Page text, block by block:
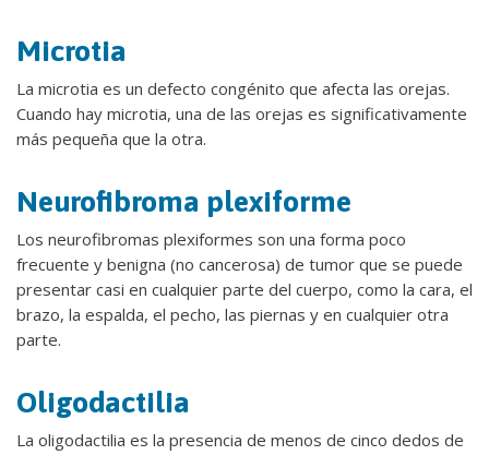
Microtia
La microtia es un defecto congénito que afecta las orejas.
Cuando hay microtia, una de las orejas es significativamente
más pequeña que la otra.
Neurofibroma plexiforme
Los neurofibromas plexiformes son una forma poco
frecuente y benigna (no cancerosa) de tumor que se puede
presentar casi en cualquier parte del cuerpo, como la cara, el
brazo, la espalda, el pecho, las piernas y en cualquier otra
parte.
Oligodactilia
La oligodactilia es la presencia de menos de cinco dedos de